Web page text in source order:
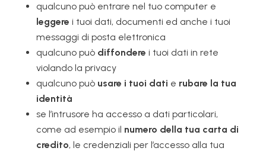
qualcuno può entrare nel tuo computer e
leggere i tuoi dati, documenti ed anche i tuoi
messaggi di posta elettronica
qualcuno può diffondere i tuoi dati in rete
violando la privacy
qualcuno può usare i tuoi dati e rubare la tua
identità
se l’intrusore ha accesso a dati particolari,
come ad esempio il numero della tua carta di
credito, le credenziali per l’accesso alla tua